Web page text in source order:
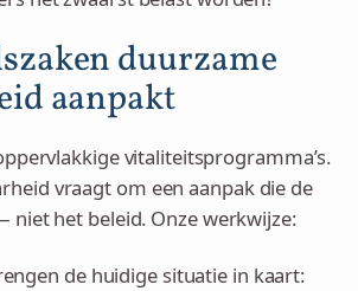
duurzame
aanpakt
vitaliteitsprogramma’s.
vraagt om een aanpak die de
niet het beleid. Onze werkwijze:
de huidige situatie in kaart: